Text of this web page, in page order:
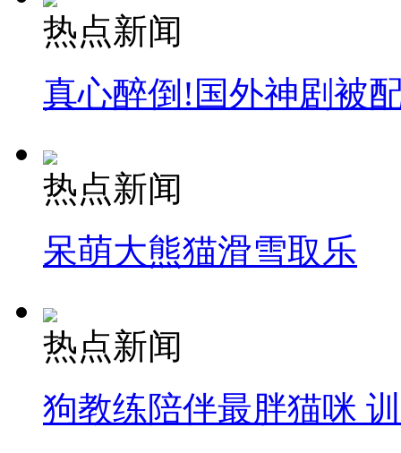
热点新闻
真心醉倒!国外神剧被
热点新闻
呆萌大熊猫滑雪取乐
热点新闻
狗教练陪伴最胖猫咪